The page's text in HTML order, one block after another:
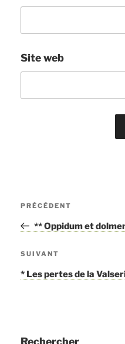
Site web
l’article
Article
précédent
PRÉCÉDENT
** Oppidum et
Article
suivant
SUIVANT
* Les pertes de la
Rechercher